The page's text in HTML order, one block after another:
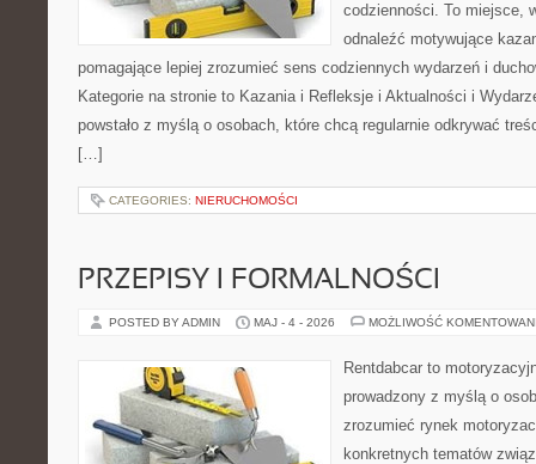
codzienności. To miejsce,
odnaleźć motywujące
pomagające lepiej zrozumieć sens codziennych wydarzeń i
Kategorie na stronie to Kazania i Refleksje i Aktualności i
powstało z myślą o osobach, które chcą regularnie odkrywać
[…]
CATEGORIES: NIERUCHOMOŚCI
PRZEPISY I FORMALNOŚCI
POSTED BY ADMIN MAJ - 4 - 2026 MOŻLIWOŚĆ
Rentdabcar to
prowadzony z myślą o
zrozumieć rynek
konkretnych tematów